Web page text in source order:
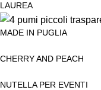
LAUREA
MADE IN PUGLIA
CHERRY AND PEACH
NUTELLA PER EVENTI